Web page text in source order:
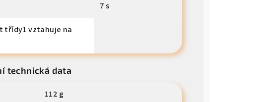
7 s
třídy1 vztahuje na
technická data
112 g